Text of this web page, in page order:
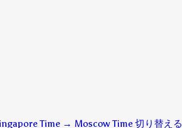
Time → Moscow Time 切り替える